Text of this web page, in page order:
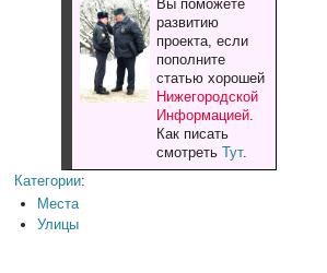
Вы поможете
развитию
проекта, если
пополните
статью хорошей
Нижегородской
Информацией.
Как писать
смотреть Тут.
Категории:
Места
Улицы